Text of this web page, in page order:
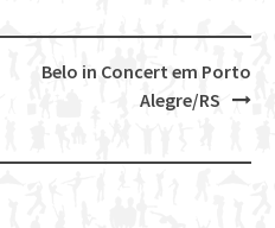
Belo in Concert em Porto
Alegre/RS